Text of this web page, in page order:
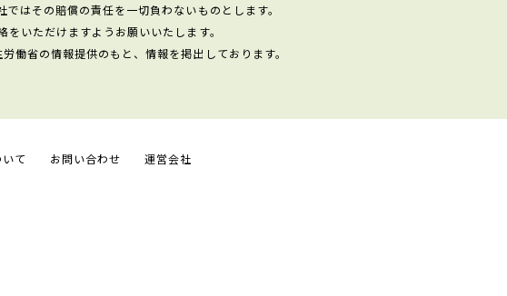
はその賠償の責任を一切負わないものとします。
いただけますようお願いいたします。
働省の情報提供のもと、情報を掲出しております。
て お問い合わせ 運営会社